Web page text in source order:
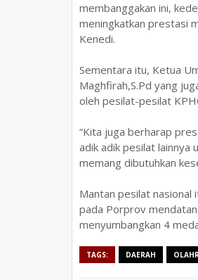
membanggakan ini,
meningkatkan prestasi
Kenedi.
Sementara itu, Ketua
Maghfirah,S.Pd yang
oleh pesilat-pesilat
“Kita juga berharap
adik adik pesilat lainnya
memang dibutuhkan
Mantan pesilat nasional
pada Porprov
menyumbangkan 4
TAGS: DAERAH